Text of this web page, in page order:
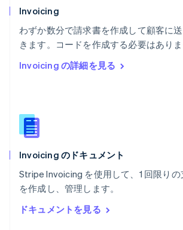
Invoicing
わずか数分で請求書を作成して顧客に
きます。コードを作成する必要はありま
Invoicing の詳細を見る
Invoicing のドキュメント
Stripe Invoicing を使用して、1 回限り
を作成し、管理します。
ドキュメントを見る
ポーランド
English
ポルトガル
PortuguêsEnglish
English
Español
ラトビア
リトアニア
リヒテンシュタイン
Deutsch English
ルーマニア
English